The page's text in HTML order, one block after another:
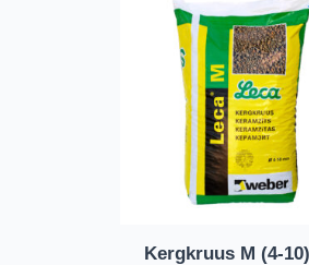
Kergkruus M (4-